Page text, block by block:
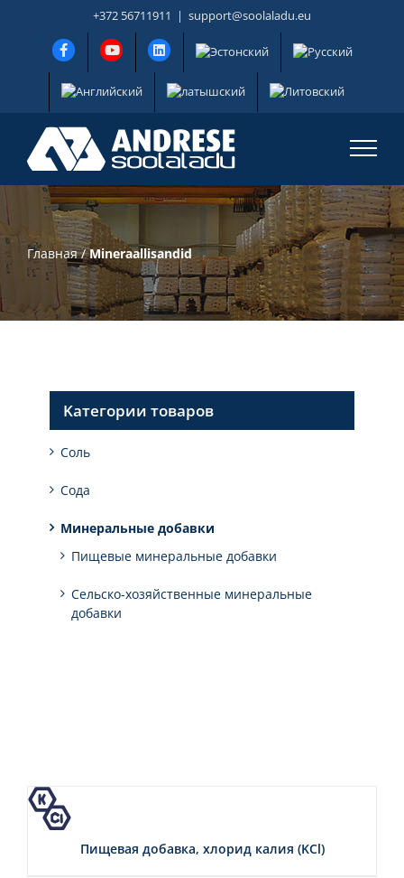
+372 56711911 | support@soolaladu.eu
Главная/Mineraallisandid
СМОТРЕТЬ
Пищевая добавка, хлорид калия (KCl)
Kатегории товаров
Соль
Cода
Минеральные добавки
Пищевые минеральные добавки
Сельско-хозяйственные минеральные
добавки